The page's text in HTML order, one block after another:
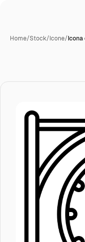
Home/Stock/Icone/Icona